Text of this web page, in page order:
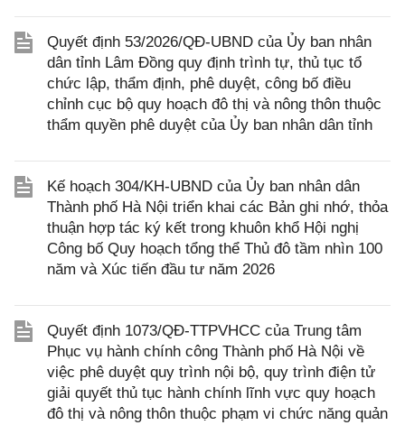
Quyết định 53/2026/QĐ-UBND của Ủy ban nhân
dân tỉnh Lâm Đồng quy định trình tự, thủ tục tổ
chức lập, thẩm định, phê duyệt, công bố điều
chỉnh cục bộ quy hoạch đô thị và nông thôn thuộc
thẩm quyền phê duyệt của Ủy ban nhân dân tỉnh
Kế hoạch 304/KH-UBND của Ủy ban nhân dân
Thành phố Hà Nội triển khai các Bản ghi nhớ, thỏa
thuận hợp tác ký kết trong khuôn khổ Hội nghị
Công bố Quy hoạch tổng thể Thủ đô tầm nhìn 100
năm và Xúc tiến đầu tư năm 2026
Quyết định 1073/QĐ-TTPVHCC của Trung tâm
Phục vụ hành chính công Thành phố Hà Nội về
việc phê duyệt quy trình nội bộ, quy trình điện tử
giải quyết thủ tục hành chính lĩnh vực quy hoạch
đô thị và nông thôn thuộc phạm vi chức năng quản